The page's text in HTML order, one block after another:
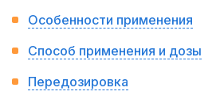
Особенности применения
Способ применения и дозы
Передозировка